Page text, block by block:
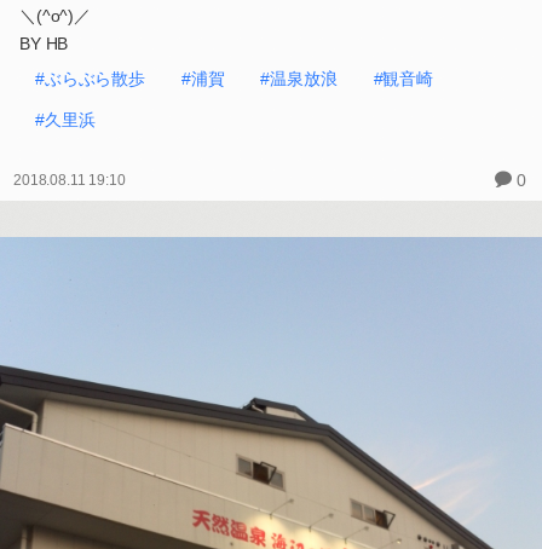
＼(^o^)／
BY HB
#ぶらぶら散歩
#浦賀 #温泉放浪 #観音崎
#久里浜
2018.08.11 19:10 0